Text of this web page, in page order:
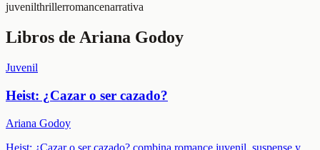
juvenilthrillerromancenarrativa
Libros de Ariana Godoy
Juvenil
Heist: ¿Cazar o ser cazado?
Ariana Godoy
Heist: ¿Cazar o ser cazado? combina romance juvenil, suspense y